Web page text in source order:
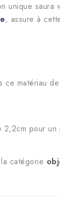
unique
, assure à
matériau
2,2cm pour
catégorie